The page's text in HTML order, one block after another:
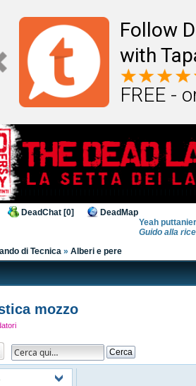
Follow
with
FREE -
DeadChat [0]
DeadMap
Yeah
Guido alla
di Tecnica » Alberi e pere
mozzo